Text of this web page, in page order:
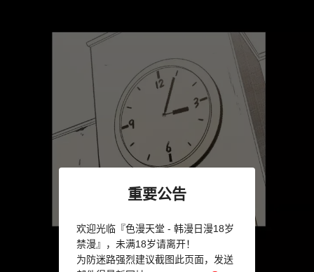
重要公告
欢迎光临『色漫天堂 - 韩漫日漫18岁
禁漫』，未满18岁请离开！
为防迷路强烈建议截图此页面，发送